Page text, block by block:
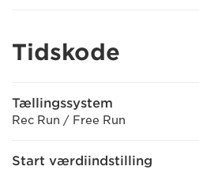
Tidskode
Tællingssystem
Rec Run / Free Run
Start værdiindstilling